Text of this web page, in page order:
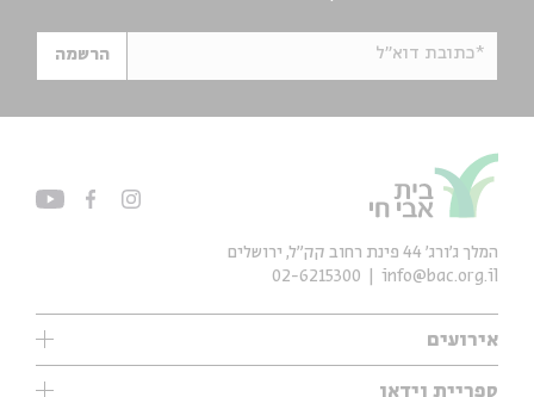
*כתובת דוא"ל הרשמה
אירועים
עיון
ספריית וידאו
המלך ג'ורג' 44 פינת רחוב קק״ל, ירושלים
info@bac.org.il
02-6215300